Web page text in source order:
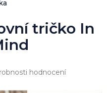
tričko In
hodnocení